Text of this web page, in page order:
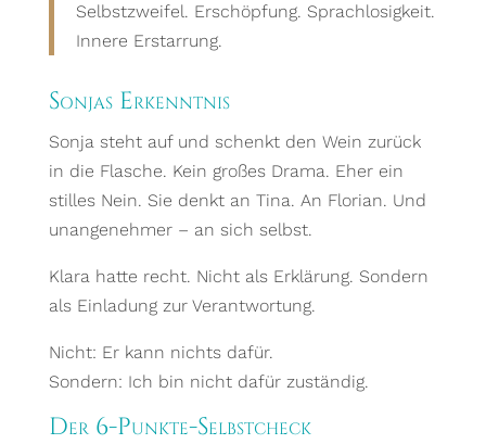
Selbstzweifel. Erschöpfung. Sprachlosigkeit.
Innere Erstarrung.
Sonjas Erkenntnis
Sonja steht auf und schenkt den Wein zurück
in die Flasche. Kein großes Drama. Eher ein
stilles Nein. Sie denkt an Tina. An Florian. Und
unangenehmer – an sich selbst.
Klara hatte recht. Nicht als Erklärung. Sondern
als Einladung zur Verantwortung.
Nicht: Er kann nichts dafür.
Sondern: Ich bin nicht dafür zuständig.
Der 6-Punkte-Selbstcheck